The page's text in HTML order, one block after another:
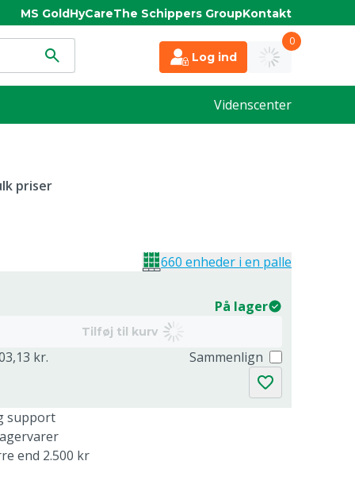
MS GoldHyCareThe Schippers GroupKontakt
Log ind
0
Videnscenter
På lager
Tilføj til kurv
kr. Sammenlign
priser
660 enheder i en palle
support
end 2.500 kr